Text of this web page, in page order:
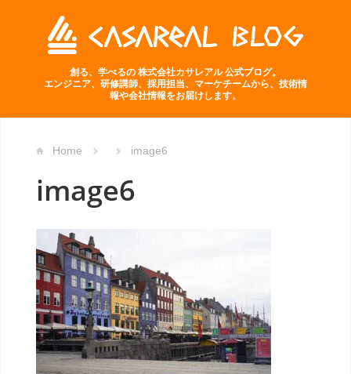
創る、学べるの 株式会社カサレアル 公式ブログ。
エンジニア、研修講師、採用担当、マーケチームから、技術情
報や会社情報をお届けします。
Home image6
image6